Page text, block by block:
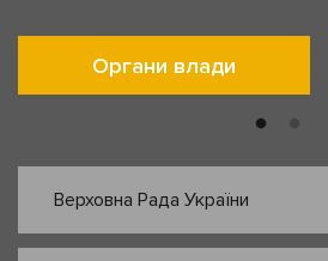
Органи влади
Верховна Рада України